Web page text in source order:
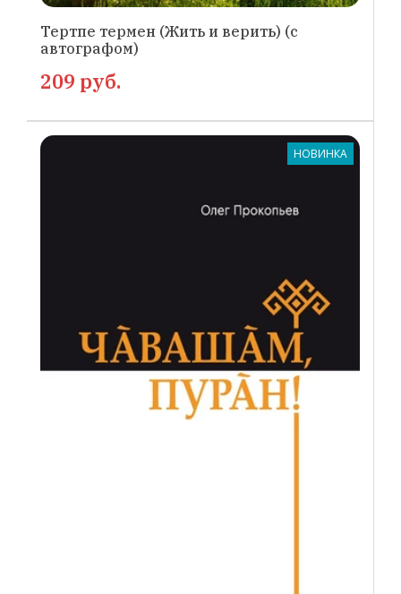
Тертпе термен (Жить и верить) (с
автографом)
209 руб.
НОВИНКА